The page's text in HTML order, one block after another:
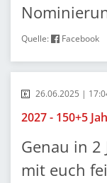
Quelle: Facebook
26.06.2025 |
2027 - 150+5
Genau in
mit euch